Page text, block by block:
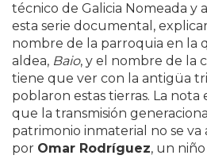
técnico de Galicia Nomeada y
esta serie documental,
nombre de la parroquia en la
aldea, Baio, y el nombre de la
tiene que ver con la antigüa
poblaron estas tierras. La nota
que la transmisión
patrimonio inmaterial no se va
por Omar Rodríguez, un